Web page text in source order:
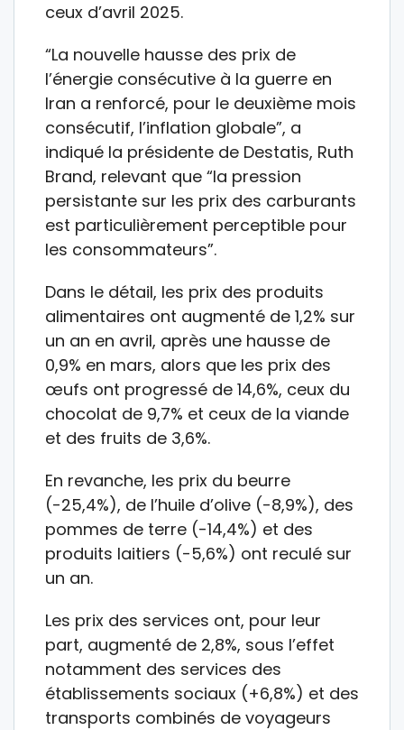
ceux d’avril 2025.
“La nouvelle hausse des prix de
l’énergie consécutive à la guerre en
Iran a renforcé, pour le deuxième mois
consécutif, l’inflation globale”, a
indiqué la présidente de Destatis, Ruth
Brand, relevant que “la pression
persistante sur les prix des carburants
est particulièrement perceptible pour
les consommateurs”.
Dans le détail, les prix des produits
alimentaires ont augmenté de 1,2% sur
un an en avril, après une hausse de
0,9% en mars, alors que les prix des
œufs ont progressé de 14,6%, ceux du
chocolat de 9,7% et ceux de la viande
et des fruits de 3,6%.
En revanche, les prix du beurre
(-25,4%), de l’huile d’olive (-8,9%), des
pommes de terre (-14,4%) et des
produits laitiers (-5,6%) ont reculé sur
un an.
Les prix des services ont, pour leur
part, augmenté de 2,8%, sous l’effet
notamment des services des
établissements sociaux (+6,8%) et des
transports combinés de voyageurs